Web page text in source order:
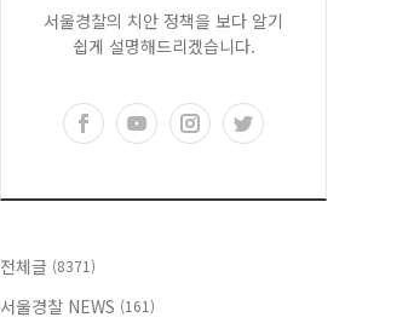
서울경찰의 치안 정책을 보다 알기
쉽게 설명해드리겠습니다.
전체글 (8371)
서울경찰 NEWS (161)